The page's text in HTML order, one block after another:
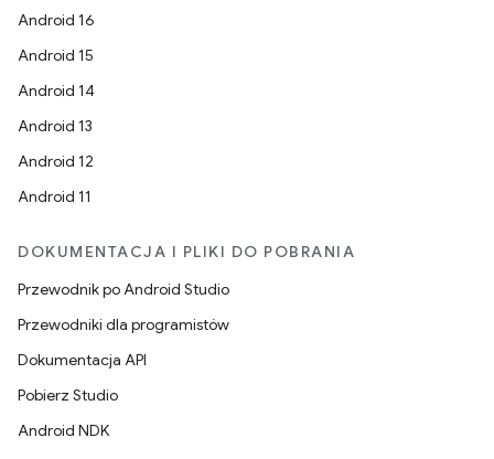
Android 16
Android 15
Android 14
Android 13
Android 12
Android 11
DOKUMENTACJA I PLIKI DO POBRANIA
Przewodnik po Android Studio
Przewodniki dla programistów
Dokumentacja API
Pobierz Studio
Android NDK